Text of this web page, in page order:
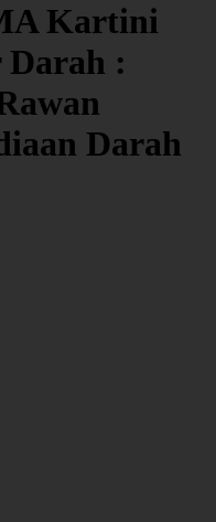
Kartini
Darah :
Darah